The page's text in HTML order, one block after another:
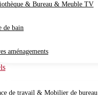
& Bureau & Meuble TV
de bain
aménagements
de travail & Mobilier de bureau